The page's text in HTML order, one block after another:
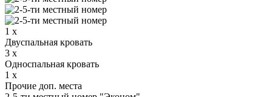
1 x
Двуспальная кровать
3 x
Односпальная кровать
1 x
Прочие доп. места